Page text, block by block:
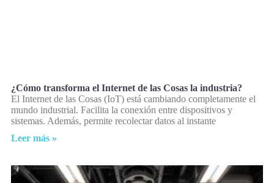
¿Cómo transforma el Internet de las Cosas la industria?
El Internet de las Cosas (IoT) está cambiando completamente el
mundo industrial. Facilita la conexión entre dispositivos y
sistemas. Además, permite recolectar datos al instante
Leer más »